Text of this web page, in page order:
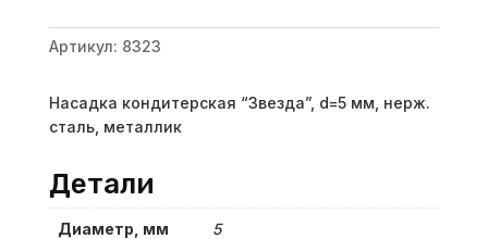
Артикул: 8323
Насадка кондитерская “Звезда”, d=5 мм, нерж.
сталь, металлик
Детали
Диаметр, мм 5